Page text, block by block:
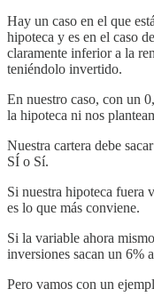
Hay un caso en el que
hipoteca y es en el caso
claramente inferior a la
teniéndolo invertido.
En nuestro caso, con un
la hipoteca ni nos
Nuestra cartera debe
SÍ o Sí.
Si nuestra hipoteca fuera
es lo que más conviene.
Si la variable ahora
inversiones sacan un 6%
Pero vamos con un